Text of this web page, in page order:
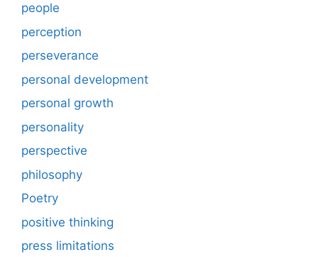
people
perception
perseverance
personal development
personal growth
personality
perspective
philosophy
Poetry
positive thinking
press limitations